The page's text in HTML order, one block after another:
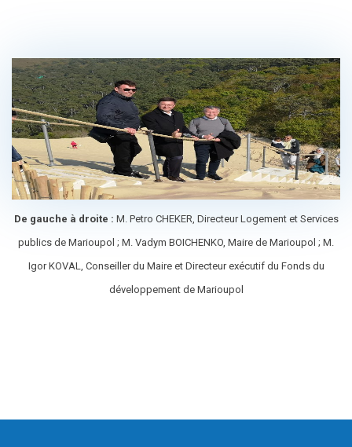
De gauche à droite : M. Petro CHEKER, Directeur Logement et Services
publics de Marioupol ; M. Vadym BOICHENKO, Maire de Marioupol ; M.
Igor KOVAL, Conseiller du Maire et Directeur exécutif du Fonds du
développement de Marioupol